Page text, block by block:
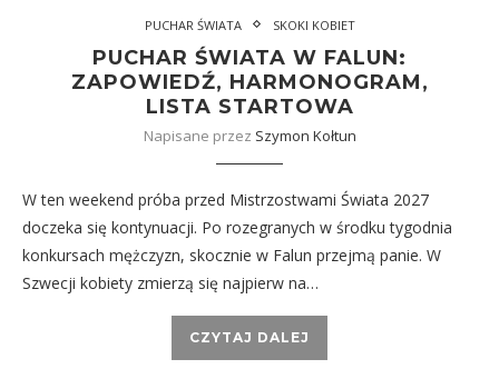
PUCHAR ŚWIATA SKOKI KOBIET
PUCHAR ŚWIATA W FALUN:
ZAPOWIEDŹ, HARMONOGRAM,
LISTA STARTOWA
Napisane przez Szymon Kołtun
W ten weekend próba przed Mistrzostwami Świata 2027
doczeka się kontynuacji. Po rozegranych w środku tygodnia
konkursach mężczyzn, skocznie w Falun przejmą panie. W
Szwecji kobiety zmierzą się najpierw na…
CZYTAJ DALEJ